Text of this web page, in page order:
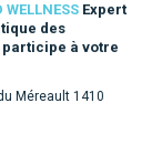
WELLNESS Expert
des
participe à votre
Méreault 1410